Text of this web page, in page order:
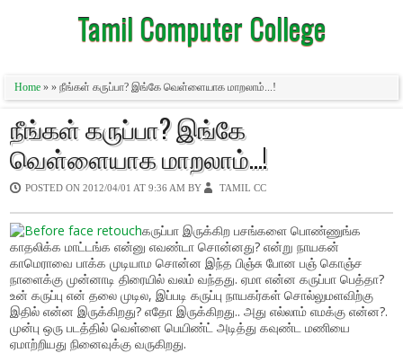
Tamil Computer College
Home » » நீங்கள் கருப்பா? இங்கே வெள்ளையாக மாறலாம்...!
நீங்கள் கருப்பா? இங்கே
வெள்ளையாக மாறலாம்...!
POSTED ON 2012/04/01 AT 9:36 AM BY TAMIL CC
கருப்பா இருக்கிற பசங்களை பொண்ணுங்க
காதலிக்க மாட்டங்க என்னு எவண்டா சொன்னது? என்று நாயகன்
காமெராவை பாக்க முடியாம சொன்ன இந்த பிஞ்சு போன பஞ் கொஞ்ச
நாளைக்கு முன்னாடி திரையில் வலம் வந்தது. ஏமா என்ன கருப்பா பெத்தா?
உன் கருப்பு என் தலை முடில, இப்படி கருப்பு நாயகர்கள் சொல்லுமளவிற்கு
இதில் என்ன இருக்கிறது? எதோ இருக்கிறது.. அது எல்லாம் எமக்கு என்ன?.
முன்பு ஒரு படத்தில் வெள்ளை பெயிண்ட் அடித்து கவுண்ட மணியை
ஏமாற்றியது நினைவுக்கு வருகிறது.